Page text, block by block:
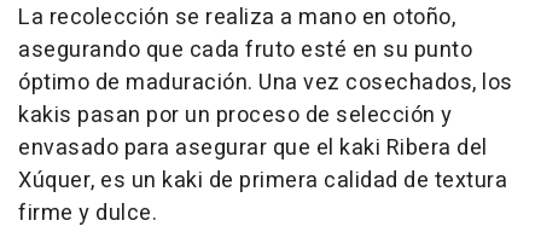
La recolección se realiza a mano en otoño,
asegurando que cada fruto esté en su punto
óptimo de maduración. Una vez cosechados, los
kakis pasan por un proceso de selección y
envasado para asegurar que el kaki Ribera del
Xúquer, es un kaki de primera calidad de textura
firme y dulce.